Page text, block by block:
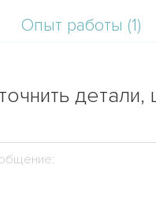
Опыт работы (1)